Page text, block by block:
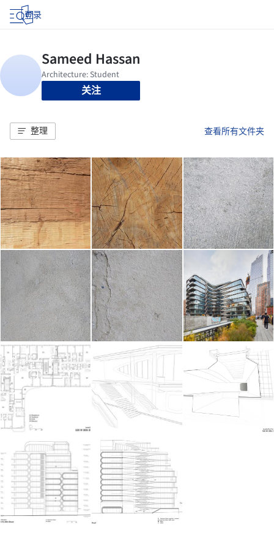
登录
关注
整理 查看所有文件夹